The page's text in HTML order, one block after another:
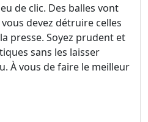
de clic. Des balles vont
devez détruire celles
presse. Soyez prudent et
sans les laisser
À vous de faire le meilleur